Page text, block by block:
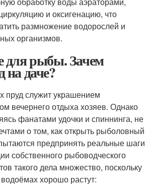
и оксигенацию, что
размножение водорослей и
организмов.
для рыбы. Зачем
на даче?
пруд служит украшением
вечернего отдыха хозяев. Однако
фанатами удочки и спиннинга, не
о том, как открыть рыболовный
предпринять реальные шаги
собственного рыбоводческого
такого дела множество, поскольку
хорошо растут: